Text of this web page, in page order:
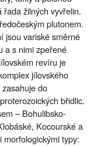
žilných vyvřelin.
plutonem.
jsou variské směrné
a s nimi zpeřené
revíru je
jílovského
do
břidlic.
– Bohulibsko-
Kocourské a
typy: